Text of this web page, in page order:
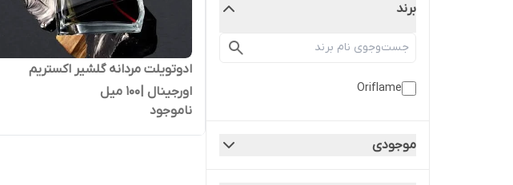
برند
Oriflame
موجودی
ادوتویلت مردانه گلشیر اکستریم
اورجینال |100 میل
ناموجود